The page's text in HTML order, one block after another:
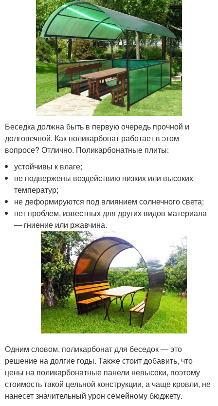
Беседка должна быть в первую очередь прочной и
долговечной. Как поликарбонат работает в этом
вопросе? Отлично. Поликарбонатные плиты:
устойчивы к влаге;
не подвержены воздействию низких или высоких
температур;
не деформируются под влиянием солнечного света;
нет проблем, известных для других видов материала
— гниение или ржавчина.
Одним словом, поликарбонат для беседок — это
решение на долгие годы. Также стоит добавить, что
цены на поликарбонатные панели невысоки, поэтому
стоимость такой цельной конструкции, а чаще кровли, не
нанесет значительный урон семейному бюджету.